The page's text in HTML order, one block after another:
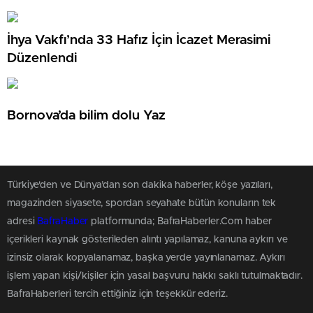
İhya Vakfı’nda 33 Hafız İçin İcazet Merasimi
Düzenlendi
Bornova’da bilim dolu Yaz
Türkiye'den ve Dünya’dan son dakika haberler, köşe yazıları,
magazinden siyasete, spordan seyahate bütün konuların tek
adresi BafraHaber platformunda; BafraHaberler.Com haber
içerikleri kaynak gösterileden alıntı yapılamaz, kanuna aykırı ve
izinsiz olarak kopyalanamaz, başka yerde yayınlanamaz. Aykırı
işlem yapan kişi/kişiler için yasal başvuru hakkı saklı tutulmaktadır.
BafraHaberleri tercih ettiğiniz için teşekkür ederiz.